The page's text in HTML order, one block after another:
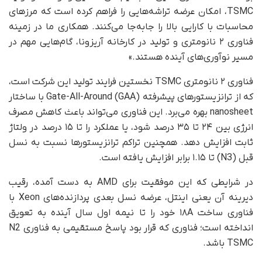
TSMC، امکان عرضه تراشه‌هایی را فراهم کرده است که مرزهای
محاسبات با کارایی بالا را جابه‌جا می‌کنند. همکاری ما در زمینه
فناوری ۲ نانومتری و تولید در کارخانه آریزونا، گام‌هایی مهم در
مسیر نوآوری‌های آینده هستند.»
فناوری ۲ نانومتری TSMC نخستین فرایند تولید این شرکت است،
که از ترانزیستورهای پیشرفته Gate-All-Around (GAA) با ساختار
nanosheet بهره می‌برد. این فناوری می‌تواند باعث کاهش مصرف
انرژی بین ۲۴ تا ۳۵ درصد شود، یا عملکرد را تا ۱۵ درصد در ولتاژ
ثابت افزایش دهد. همچنین تراکم ترانزیستورها نسبت به نسل
قبل (N3) تا ۱.۱۵ برابر افزایش یافته است.
در شرایطی که این موفقیت برای AMD به دست آمده، رقیب
دیرینه‌ آن یعنی اینتل، عرضه نسل بعدی پردازنده‌های Xeon با
فناوری ساخت ۱۸A خود را تا نیمه اول سال آینده به تعویق
انداخته است؛ فناوری‌ که قرار بود پاسخ مستقیمی به فناوری N2
TSMC باشد.